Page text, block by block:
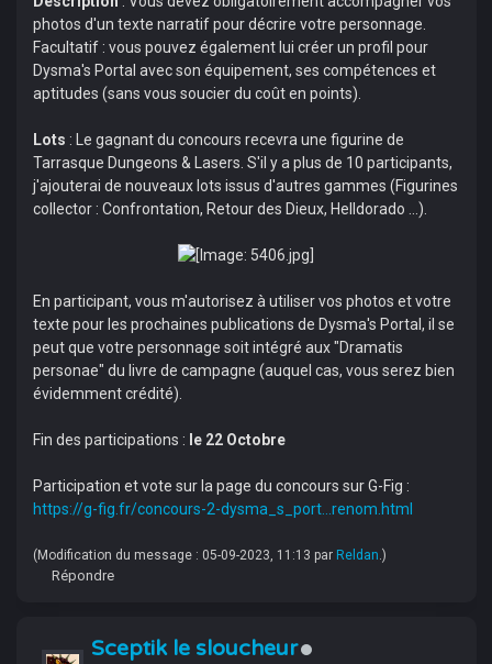
photos d'un texte narratif pour décrire votre personnage.
Facultatif : vous pouvez également lui créer un profil pour
Dysma's Portal avec son équipement, ses compétences et
aptitudes (sans vous soucier du coût en points).
Lots : Le gagnant du concours recevra une figurine de
Tarrasque Dungeons & Lasers. S'il y a plus de 10 participants,
j'ajouterai de nouveaux lots issus d'autres gammes (Figurines
collector : Confrontation, Retour des Dieux, Helldorado ...).
En participant, vous m'autorisez à utiliser vos photos et votre
texte pour les prochaines publications de Dysma's Portal, il se
peut que votre personnage soit intégré aux "Dramatis
personae" du livre de campagne (auquel cas, vous serez bien
évidemment crédité).
Fin des participations : le 22 Octobre
Participation et vote sur la page du concours sur G-Fig :
https://g-fig.fr/concours-2-dysma_s_port...renom.html
(Modification du message : 05-09-2023, 11:13 par Reldan.)
Répondre
Sceptik le sloucheur